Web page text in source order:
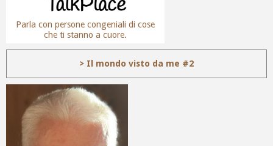
Parla con persone congeniali di cose
che ti stanno a cuore.
> Il mondo visto da me #2